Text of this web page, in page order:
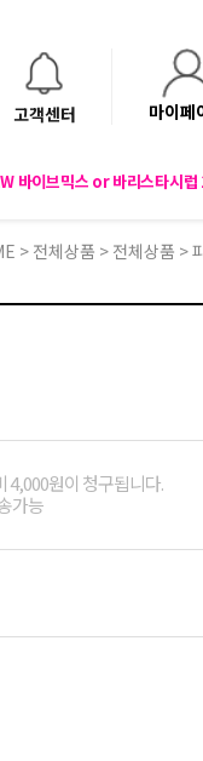
고객센터 마이페
바이브믹스 or 바리스타시럽
> 전체상품 > 전체상품 >
4,000원이 청구됩니다.
가능